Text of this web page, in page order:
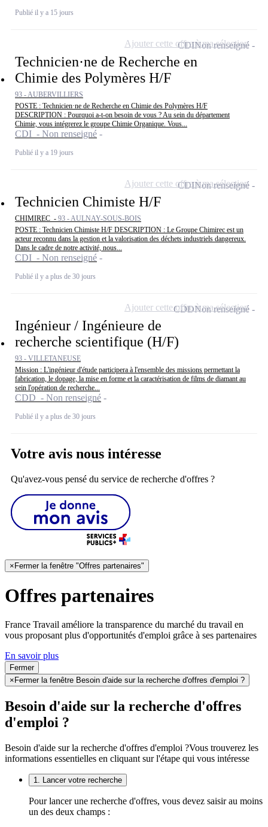
Publié il y a 15 jours
Technicien·ne de Recherche en
Chimie des Polymères H/F
93 - AUBERVILLIERS
POSTE : Technicien·ne de Recherche en Chimie des Polymères H/F
DESCRIPTION : Pourquoi a-t-on besoin de vous ? Au sein du département
Chimie, vous intégrerez le groupe Chimie Organique. Vous...
CDI - Non renseigné
Publié il y a 19 jours
CDINon renseigné
Ajouter cette offre à ma sélection
Technicien Chimiste H/F
CHIMIREC - 93 - AULNAY-SOUS-BOIS
POSTE : Technicien Chimiste H/F DESCRIPTION : Le Groupe Chimirec est un
acteur reconnu dans la gestion et la valorisation des déchets industriels dangereux.
Dans le cadre de notre activité, nous...
CDI - Non renseigné
Publié il y a plus de 30 jours
CDINon renseigné
Ajouter cette offre à ma sélection
Ingénieur / Ingénieure de
recherche scientifique (H/F)
93 - VILLETANEUSE
Mission : L'ingénieur d'étude participera à l'ensemble des missions permettant la
fabrication, le dopage, la mise en forme et la caractérisation de films de diamant au
sein l'opération de recherche...
CDD - Non renseigné
Publié il y a plus de 30 jours
CDDNon renseigné
Ajouter cette offre à ma sélection
Votre avis nous intéresse
Qu'avez-vous pensé du service de recherche d'offres ?
×Fermer la fenêtre "Offres partenaires"
Offres partenaires
France Travail améliore la transparence du marché du travail en
vous proposant plus d'opportunités d'emploi grâce à ses partenaires
En savoir plus
Fermer
× Fermer la fenêtre Besoin d'aide sur la recherche d'offres d'emploi ?
Besoin d'aide sur la recherche d'offres
d'emploi ?
Besoin d'aide sur la recherche d'offres d'emploi ?Vous trouverez les
informations essentielles en cliquant sur l'étape qui vous intéresse
1. Lancer votre recherche
Pour lancer une recherche d'offres, vous devez saisir au moins
un des deux champs :